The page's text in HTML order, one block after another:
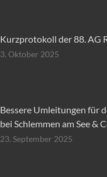
Kurzprotokoll der 88. AG
3. Oktober 2025
Bessere Umleitungen für
bei Schlemmen am See &
23. September 2025